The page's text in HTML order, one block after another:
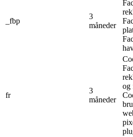
_fbp
3
måneder
fr
3
måneder
og